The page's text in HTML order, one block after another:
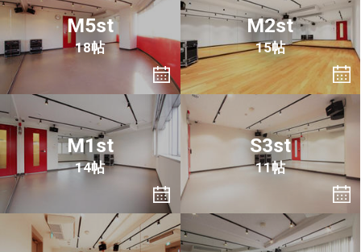
M5st
18帖
M2st
15帖
M1st
14帖
S3st
11帖